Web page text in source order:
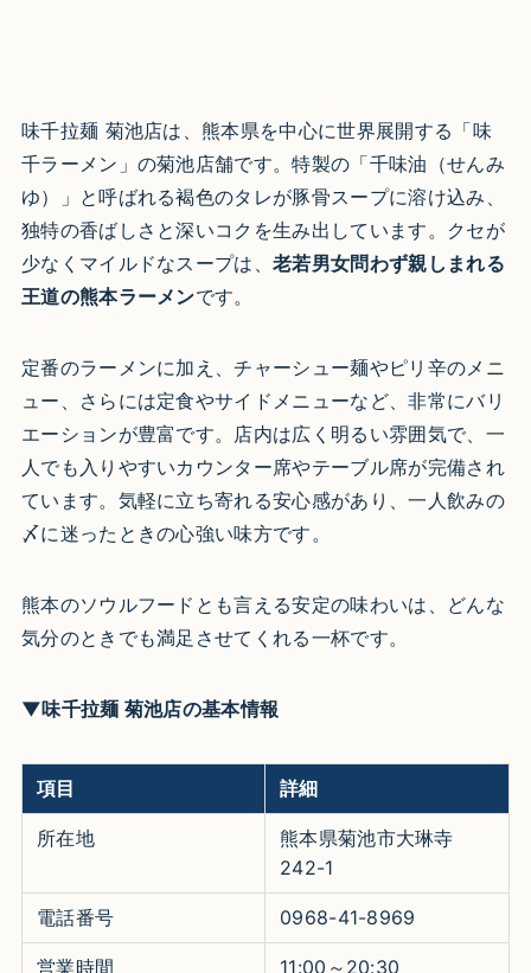
味千拉麺 菊池店は、熊本県を中心に世界展開する「味
千ラーメン」の菊池店舗です。特製の「千味油（せんみ
ゆ）」と呼ばれる褐色のタレが豚骨スープに溶け込み、
独特の香ばしさと深いコクを生み出しています。クセが
少なくマイルドなスープは、老若男女問わず親しまれる
王道の熊本ラーメンです。
定番のラーメンに加え、チャーシュー麺やピリ辛のメニ
ュー、さらには定食やサイドメニューなど、非常にバリ
エーションが豊富です。店内は広く明るい雰囲気で、一
人でも入りやすいカウンター席やテーブル席が完備され
ています。気軽に立ち寄れる安心感があり、一人飲みの
〆に迷ったときの心強い味方です。
熊本のソウルフードとも言える安定の味わいは、どんな
気分のときでも満足させてくれる一杯です。
▼味千拉麺 菊池店の基本情報
項目 詳細
所在地
熊本県菊池市大琳寺
242-1
電話番号 0968-41-8969
営業時間 11:00～20:30